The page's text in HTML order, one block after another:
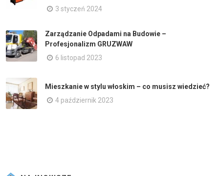
3 styczeń 2024
Zarządzanie Odpadami na Budowie –
Profesjonalizm GRUZWAW
6 listopad 2023
Mieszkanie w stylu włoskim – co musisz wiedzieć?
4 październik 2023